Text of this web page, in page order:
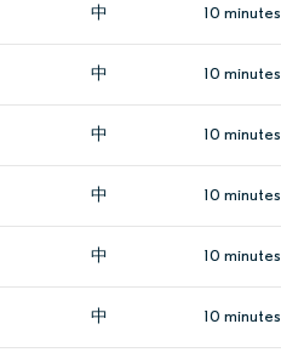
中 10 minutes
中 10 minutes
中 10 minutes
中 10 minutes
中 10 minutes
中 10 minutes